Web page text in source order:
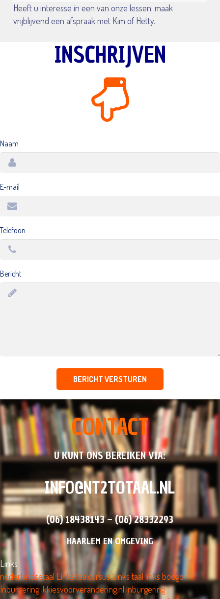
Heeft u interesse in een van onze lessen: maak
vrijblijvend een afspraak met Kim of Hetty.
INSCHRIJVEN
Naam
E-mail
Telefoon
Bericht
BERICHT VERSTUREN
CONTACT
U KUNT ONS BEREIKEN VIA:
INFO@NT2TOTAAL.NL
(06) 18438143 – (06) 28332293
HAARLEM EN OMGEVING
Links
nederlandsetaal Linkstaalcursus Links taal links boogo
Inburgeringikkiesvoorverandering.nl inburgering